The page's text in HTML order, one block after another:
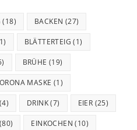
(18) BACKEN (27)
BLÄTTERTEIG (1)
BRÜHE (19)
MASKE (1)
(4) DRINK(7) EIER (25)
(80) EINKOCHEN (10)